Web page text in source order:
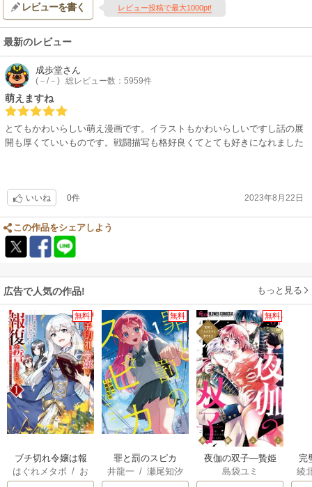
レビューを書く レビュー投稿で最大1000pt!
最新のレビュー
成歩堂さん
(－/－) 総レビュー数：5959件
萌えますね
とてもかわいらしい萌え漫画です。イラストもかわいらしいですし話の展
開も厚くていいものです。戦闘描写も格好良くてとても好きになれました
いいね 0件 2023年8月22日
この作品をシェアしよう
広告で人気の作品! もっと見る
無料
ブチ切れ令嬢は報
復を誓いました。
はぐれメタボ / お
無料
罪と罰のスピカ
井龍一 /瀬尾知汐
無料
夜伽の双子―贄姫
は二人の王子に愛
島袋ユミ
完
が
綾